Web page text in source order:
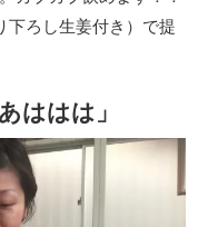
下ろし生姜付き）で提
ははは」